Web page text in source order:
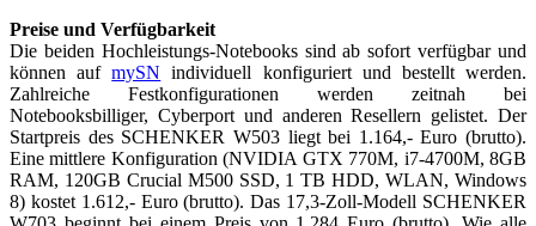
Preise und Verfügbarkeit
Die beiden Hochleistungs-Notebooks sind ab sofort verfügbar und
können aufmySN individuell konfiguriert und bestellt werden.
Zahlreiche Festkonfigurationen werden zeitnah bei
Notebooksbilliger, Cyberport und anderen Resellern gelistet. Der
Startpreis des SCHENKER W503 liegt bei 1.164,- Euro (brutto).
Eine mittlere Konfiguration (NVIDIA GTX 770M, i7-4700M, 8GB
RAM, 120GB Crucial M500 SSD, 1 TB HDD, WLAN, Windows
8) kostet 1.612,- Euro (brutto). Das 17,3-Zoll-Modell SCHENKER